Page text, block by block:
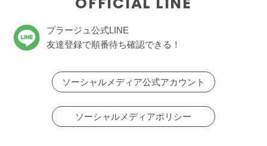
プラージュ公式LINE
友達登録で順番待ち確認できる！
ソーシャルメディア公式アカウント
ソーシャルメディアポリシー